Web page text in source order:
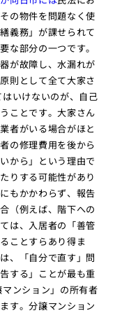
の物件を問題なく使
義務」が課せられて
な部分の一つです。
が故障し、水漏れが
則として全て大家さ
いけないのが、自己
ことです。大家さん
者がいる場合がほと
の修理費用を後から
から」という理由で
りする可能性があり
もかかわらず、報告
（例えば、階下への
は、入居者の「善管
ことすらあり得ま
、「自分で直す」問
する」ことが最も重
ンション」の所有者
す。分譲マンション